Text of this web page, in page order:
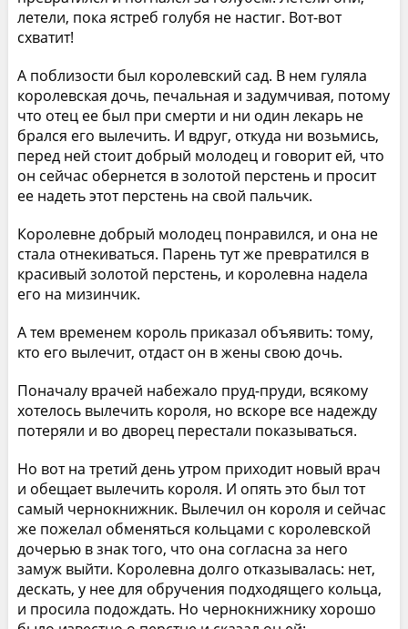
летели, пока ястреб голубя не настиг. Вот-вот
схватит!
А поблизости был королевский сад. В нем гуляла
королевская дочь, печальная и задумчивая, потому
что отец ее был при смерти и ни один лекарь не
брался его вылечить. И вдруг, откуда ни возьмись,
перед ней стоит добрый молодец и говорит ей, что
он сейчас обернется в золотой перстень и просит
ее надеть этот перстень на свой пальчик.
Королевне добрый молодец понравился, и она не
стала отнекиваться. Парень тут же превратился в
красивый золотой перстень, и королевна надела
его на мизинчик.
А тем временем король приказал объявить: тому,
кто его вылечит, отдаст он в жены свою дочь.
Поначалу врачей набежало пруд-пруди, всякому
хотелось вылечить короля, но вскоре все надежду
потеряли и во дворец перестали показываться.
Но вот на третий день утром приходит новый врач
и обещает вылечить короля. И опять это был тот
самый чернокнижник. Вылечил он короля и сейчас
же пожелал обменяться кольцами с королевской
дочерью в знак того, что она согласна за него
замуж выйти. Королевна долго отказывалась: нет,
дескать, у нее для обручения подходящего кольца,
и просила подождать. Но чернокнижнику хорошо